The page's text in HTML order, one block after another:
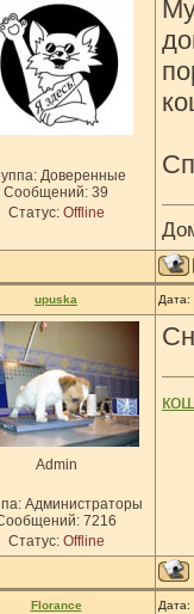
Доверенные
Сообщений: 39
Статус: Offline
upuska
Admin
Администраторы
7216
Статус: Offline
Florance